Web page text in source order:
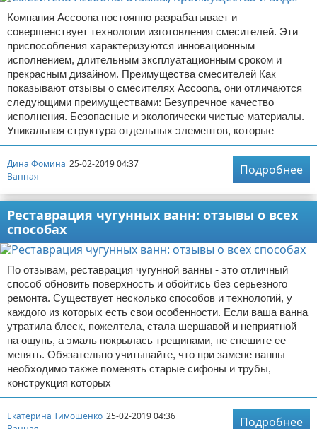
Компания Accoona постоянно разрабатывает и
совершенствует технологии изготовления смесителей. Эти
приспособления характеризуются инновационным
исполнением, длительным эксплуатационным сроком и
прекрасным дизайном. Преимущества смесителей Как
показывают отзывы о смесителях Accoona, они отличаются
следующими преимуществами: Безупречное качество
исполнения. Безопасные и экологически чистые материалы.
Уникальная структура отдельных элементов, которые
Дина Фомина 25-02-2019 04:37
Ванная
Подробнее
Реставрация чугунных ванн: отзывы о всех
способах
По отзывам, реставрация чугунной ванны - это отличный
способ обновить поверхность и обойтись без серьезного
ремонта. Существует несколько способов и технологий, у
каждого из которых есть свои особенности. Если ваша ванна
утратила блеск, пожелтела, стала шершавой и неприятной
на ощупь, а эмаль покрылась трещинами, не спешите ее
менять. Обязательно учитывайте, что при замене ванны
необходимо также поменять старые сифоны и трубы,
конструкция которых
Екатерина Тимошенко 25-02-2019 04:36
Подробнее